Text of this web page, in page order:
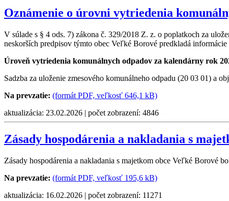
Oznámenie o úrovni vytriedenia
V súlade s § 4 ods. 7) zákona č. 329/2018 Z. z. o poplatkoch za
neskorších predpisov týmto obec Veľké Borové predkladá
Úroveň vytriedenia komunálnych odpadov za kalendárny rok
Sadzba za uloženie zmesového komunálneho odpadu (20 03 01) a
Na prevzatie: (formát PDF, veľkosť 646,1 kB)
aktualizácia: 23.02.2026 | počet zobrazení: 4846
Zásady hospodárenia a nakladania s
Zásady hospodárenia a nakladania s majetkom obce Veľké Borové
Na prevzatie: (formát PDF, veľkosť 195,6 kB)
aktualizácia: 16.02.2026 | počet zobrazení: 11271